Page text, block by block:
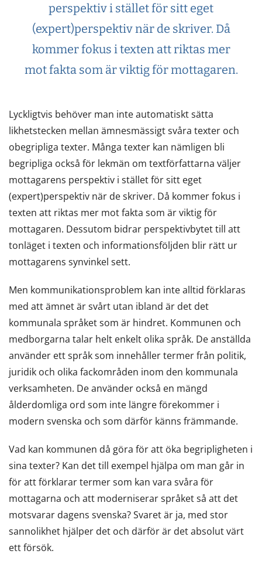
perspektiv i stället för sitt eget
(expert)perspektiv när de skriver. Då
kommer fokus i texten att riktas mer
mot fakta som är viktig för mottagaren.
Lyckligtvis behöver man inte automatiskt sätta
likhetstecken mellan ämnesmässigt svåra texter och
obegripliga texter. Många texter kan nämligen bli
begripliga också för lekmän om textförfattarna väljer
mottagarens perspektiv i stället för sitt eget
(expert)perspektiv när de skriver. Då kommer fokus i
texten att riktas mer mot fakta som är viktig för
mottagaren. Dessutom bidrar perspektivbytet till att
tonläget i texten och informationsföljden blir rätt ur
mottagarens synvinkel sett.
Men kommunikationsproblem kan inte alltid förklaras
med att ämnet är svårt utan ibland är det det
kommunala språket som är hindret. Kommunen och
medborgarna talar helt enkelt olika språk. De anställda
använder ett språk som innehåller termer från politik,
juridik och olika fackområden inom den kommunala
verksamheten. De använder också en mängd
ålderdomliga ord som inte längre förekommer i
modern svenska och som därför känns främmande.
Vad kan kommunen då göra för att öka begripligheten i
sina texter? Kan det till exempel hjälpa om man går in
för att förklarar termer som kan vara svåra för
mottagarna och att moderniserar språket så att det
motsvarar dagens svenska? Svaret är ja, med stor
sannolikhet hjälper det och därför är det absolut värt
ett försök.